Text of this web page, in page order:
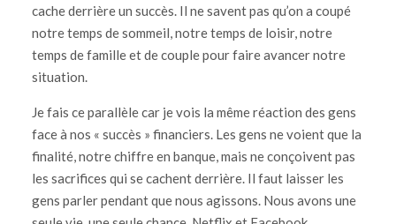
cache derrière un succès. Il ne savent pas qu’on a coupé
notre temps de sommeil, notre temps de loisir, notre
temps de famille et de couple pour faire avancer notre
situation.
Je fais ce parallèle car je vois la même réaction des gens
face à nos « succès » financiers. Les gens ne voient que la
finalité, notre chiffre en banque, mais ne conçoivent pas
les sacrifices qui se cachent derrière. Il faut laisser les
gens parler pendant que nous agissons. Nous avons une